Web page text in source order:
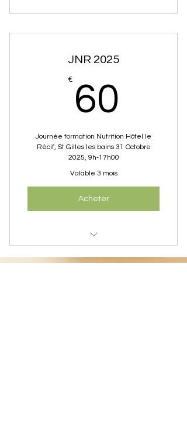
JNR 2025
€ 60
Journée formation Nutrition Hôtel le
Récif, St Gilles les bains 31 Octobre
2025, 9h-17h00
Valable 3 mois
Acheter